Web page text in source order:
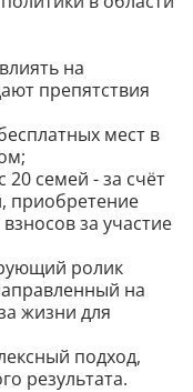
на
препятствия
мест в
семей - за счёт
приобретение
за участие
ролик
на
жизни для
подход,
результата.